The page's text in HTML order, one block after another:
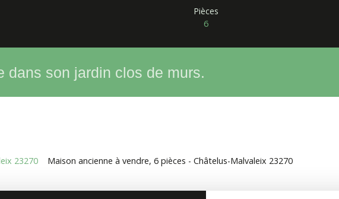
Pièces
6
dans son jardin clos de murs.
23270 Maison ancienne à vendre, 6 pièces - Châtelus-Malvaleix 23270